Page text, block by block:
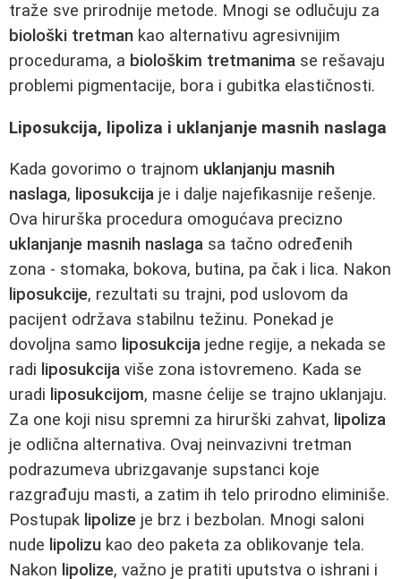
traže sve prirodnije metode. Mnogi se odlučuju za
biološki tretman kao alternativu agresivnijim
procedurama, a biološkim tretmanima se rešavaju
problemi pigmentacije, bora i gubitka elastičnosti.
Liposukcija, lipoliza i uklanjanje masnih naslaga
Kada govorimo o trajnom uklanjanju masnih
naslaga, liposukcija je i dalje najefikasnije rešenje.
Ova hirurška procedura omogućava precizno
uklanjanje masnih naslaga sa tačno određenih
zona - stomaka, bokova, butina, pa čak i lica. Nakon
liposukcije, rezultati su trajni, pod uslovom da
pacijent održava stabilnu težinu. Ponekad je
dovoljna samo liposukcija jedne regije, a nekada se
radi liposukcija više zona istovremeno. Kada se
uradi liposukcijom, masne ćelije se trajno uklanjaju.
Za one koji nisu spremni za hirurški zahvat, lipoliza
je odlična alternativa. Ovaj neinvazivni tretman
podrazumeva ubrizgavanje supstanci koje
razgrađuju masti, a zatim ih telo prirodno eliminiše.
Postupak lipolize je brz i bezbolan. Mnogi saloni
nude lipolizu kao deo paketa za oblikovanje tela.
Nakon lipolize, važno je pratiti uputstva o ishrani i